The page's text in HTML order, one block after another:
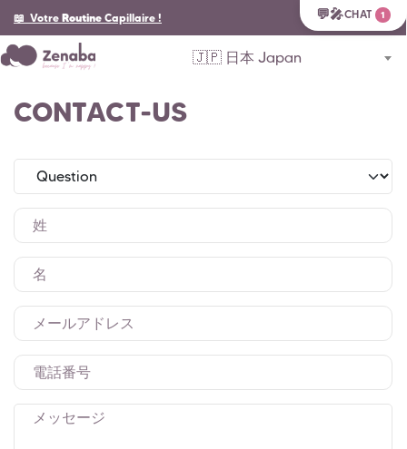
📖 Votre Routine Capillaire !
🇯🇵 日本 Japan
CONTACT-US
💬🎤CHAT 1